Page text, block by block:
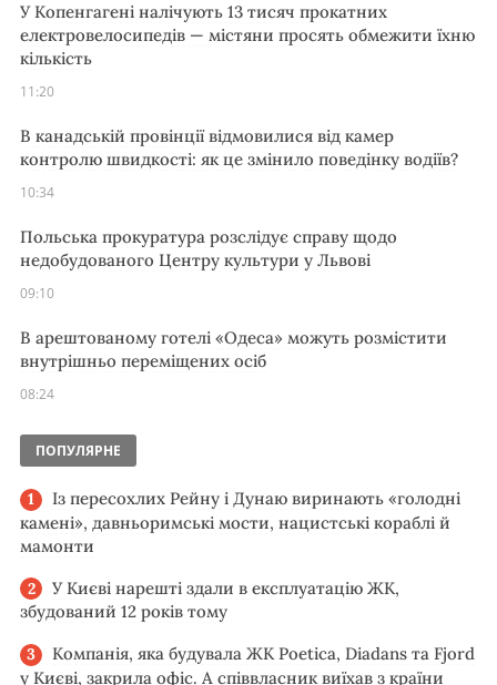
У Копенгагені налічують 13 тисяч прокатних
електровелосипедів — містяни просять обмежити їхню
кількість
11:20
В канадській провінції відмовилися від камер
контролю швидкості: як це змінило поведінку водіїв?
10:34
Польська прокуратура розслідує справу щодо
недобудованого Центру культури у Львові
09:10
В арештованому готелі «Одеса» можуть розмістити
внутрішньо переміщених осіб
08:24
ПОПУЛЯРНЕ
Із пересохлих Рейну і Дунаю виринають «голодні
камені», давньоримські мости, нацистські кораблі й
мамонти
У Києві нарешті здали в експлуатацію ЖК,
збудований 12 років тому
Компанія, яка будувала ЖК Poetica, Diadans та Fjord
у Києві, закрила офіс. А співвласник виїхав з країни